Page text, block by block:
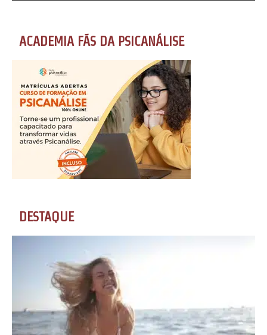
ACADEMIA FÃS DA PSICANÁLISE
DESTAQUE